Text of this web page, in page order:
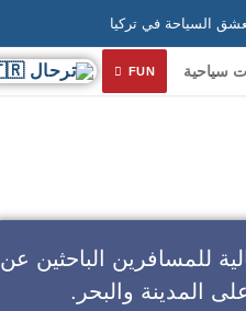
سياحية FUN
للمسافرين الباحثين عن
المدينة والبحر.